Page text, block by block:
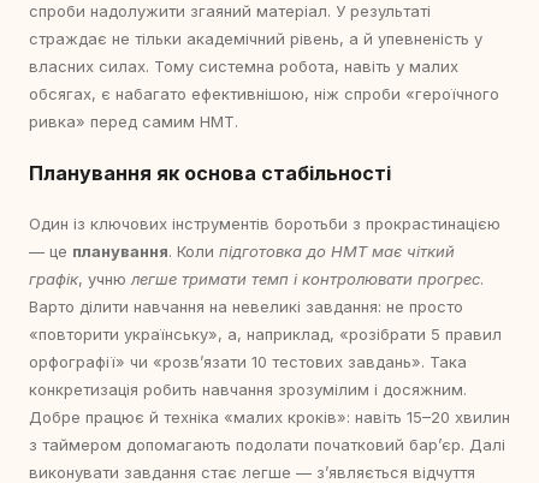
спроби надолужити згаяний матеріал. У результаті
страждає не тільки академічний рівень, а й упевненість у
власних силах. Тому системна робота, навіть у малих
обсягах, є набагато ефективнішою, ніж спроби «героїчного
ривка» перед самим НМТ.
Планування як основа стабільності
Один із ключових інструментів боротьби з прокрастинацією
— це планування. Коли підготовка до НМТ має чіткий
графік, учню легше тримати темп і контролювати прогрес.
Варто ділити навчання на невеликі завдання: не просто
«повторити українську», а, наприклад, «розібрати 5 правил
орфографії» чи «розв’язати 10 тестових завдань». Така
конкретизація робить навчання зрозумілим і досяжним.
Добре працює й техніка «малих кроків»: навіть 15–20 хвилин
з таймером допомагають подолати початковий бар’єр. Далі
виконувати завдання стає легше — зʼявляється відчуття